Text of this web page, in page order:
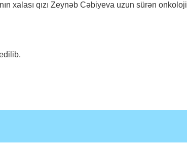
xalası qızı Zeynəb Cəbiyeva uzun sürən onkoloji